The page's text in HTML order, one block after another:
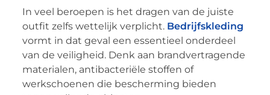
In veel beroepen is het dragen van de juiste
outfit zelfs wettelijk verplicht.Bedrijfskleding
vormt in dat geval een essentieel onderdeel
van de veiligheid. Denk aan brandvertragende
materialen, antibacteriële stoffen of
werkschoenen die bescherming bieden